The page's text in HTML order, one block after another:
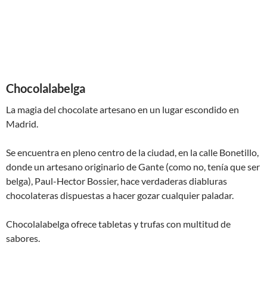
Chocolalabelga
La magia del chocolate artesano en un lugar escondido en
Madrid.
Se encuentra en pleno centro de la ciudad, en la calle Bonetillo,
donde un artesano originario de Gante (como no, tenía que ser
belga), Paul-Hector Bossier, hace verdaderas diabluras
chocolateras dispuestas a hacer gozar cualquier paladar.
Chocolalabelga ofrece tabletas y trufas con multitud de
sabores.